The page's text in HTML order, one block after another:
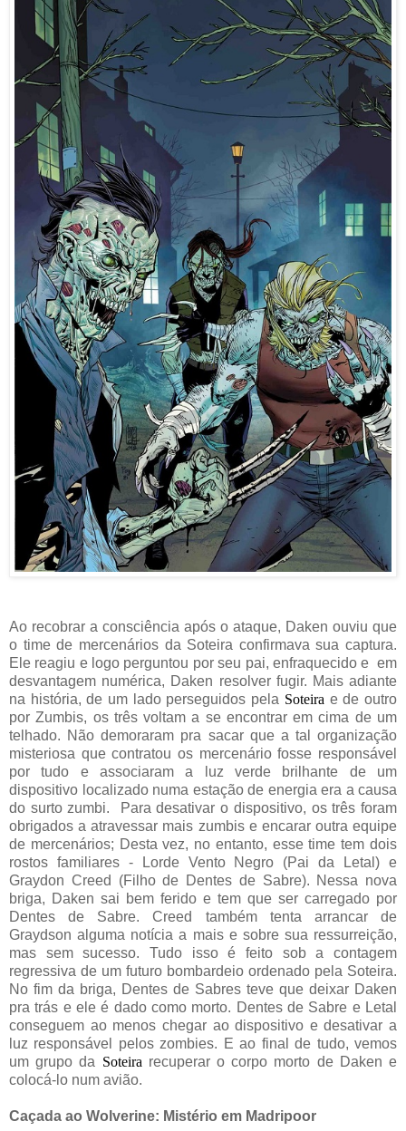
Ao recobrar a consciência após o ataque, Daken ouviu que
o time de mercenários da Soteira confirmava sua captura.
Ele reagiu e logo perguntou por seu pai, enfraquecido e em
desvantagem numérica, Daken resolver fugir. Mais adiante
na história, de um lado perseguidos pela Soteira e de outro
por Zumbis, os três voltam a se encontrar em cima de um
telhado. Não demoraram pra sacar que a tal organização
misteriosa que contratou os mercenário fosse responsável
por tudo e associaram a luz verde brilhante de um
dispositivo localizado numa estação de energia era a causa
do surto zumbi. Para desativar o dispositivo, os três foram
obrigados a atravessar mais zumbis e encarar outra equipe
de mercenários; Desta vez, no entanto, esse time tem dois
rostos familiares - Lorde Vento Negro (Pai da Letal) e
Graydon Creed (Filho de Dentes de Sabre). Nessa nova
briga, Daken sai bem ferido e tem que ser carregado por
Dentes de Sabre. Creed também tenta arrancar de
Graydson alguma notícia a mais e sobre sua ressurreição,
mas sem sucesso. Tudo isso é feito sob a contagem
regressiva de um futuro bombardeio ordenado pela Soteira.
No fim da briga, Dentes de Sabres teve que deixar Daken
pra trás e ele é dado como morto. Dentes de Sabre e Letal
conseguem ao menos chegar ao dispositivo e desativar a
luz responsável pelos zombies. E ao final de tudo, vemos
um grupo da Soteira recuperar o corpo morto de Daken e
colocá-lo num avião.
Caçada ao Wolverine: Mistério em Madripoor